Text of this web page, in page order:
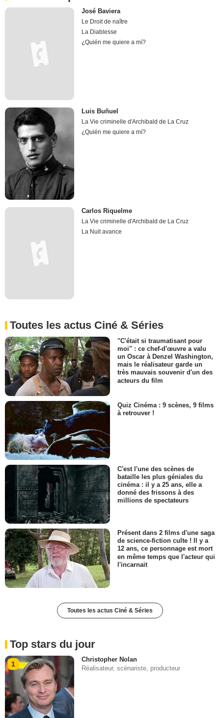
José Baviera
Le Droit de naître
La Diablesse
¿Quién me quiere a mí?
Luis Buñuel
La Vie criminelle d'Archibald de La Cruz
¿Quién me quiere a mí?
Carlos Riquelme
La Vie criminelle d'Archibald de La Cruz
La Nuit avance
Toutes les actus Ciné & Séries
"C'était si traumatisant pour
moi" : ce chef-d'œuvre a valu
un Oscar à Denzel Washington,
mais le réalisateur garde un
très mauvais souvenir d'un des
acteurs du film
Quiz Cinéma : 9 scènes, 9 films
à retrouver !
C'est l'une des scènes de
bataille les plus géniales du
cinéma : il y a 25 ans, elle a
donné des frissons à des
millions de spectateurs
Présent dans 2 films d'une saga
de science-fiction culte ! Il y a
12 ans, ce personnage est mort
en même temps que l'acteur qui
l'incarnait
Toutes les actus Ciné & Séries
Top stars du jour
1
Christopher Nolan
Réalisateur, scénariste, producteur